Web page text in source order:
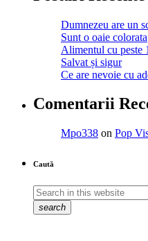
Dumnezeu are un
Sunt o oaie colorata
Alimentul cu peste
Salvat și sigur
Ce are nevoie cu
Comentarii
Mpo338 on Pop
Caută
search